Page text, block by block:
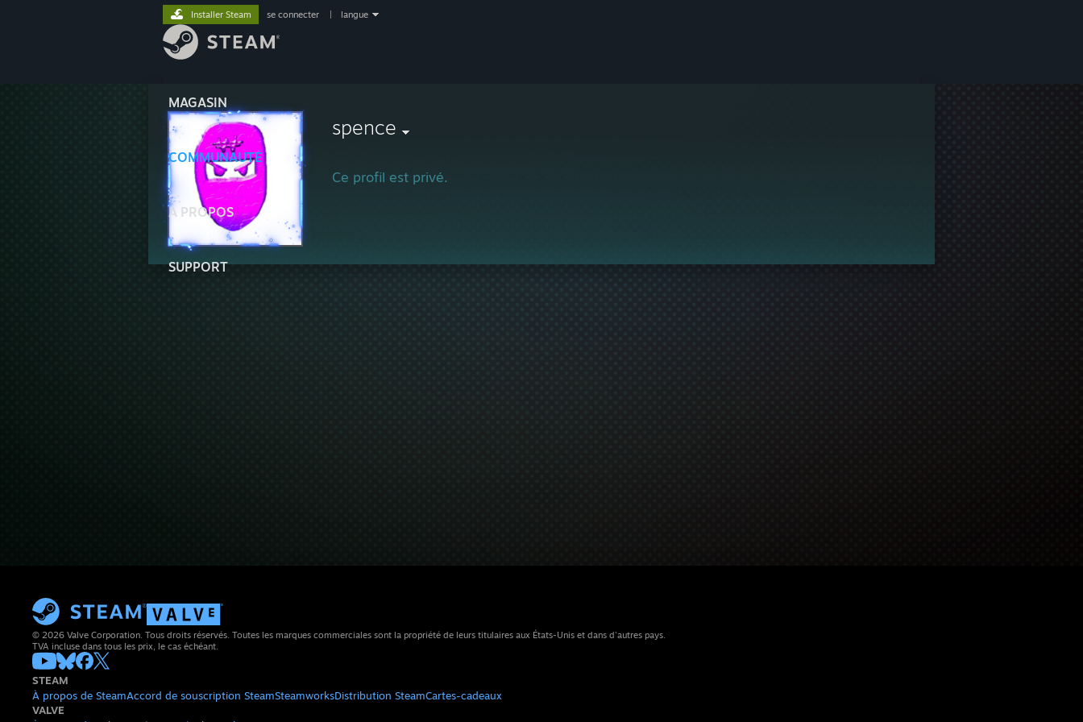
MAGASIN
COMMUNAUTÉ
À PROPOS
SUPPORT
Installer Steam se connecter langue
spence
Ce profil est privé.
© 2026 Valve Corporation. Tous droits réservés. Toutes les marques commerciales sont la propriété de leurs titulaires aux États-Unis et dans d'autres pays.
TVA incluse dans tous les prix, le cas échéant.
STEAM
À propos de SteamAccord de souscription SteamSteamworksDistribution SteamCartes-cadeaux
VALVE